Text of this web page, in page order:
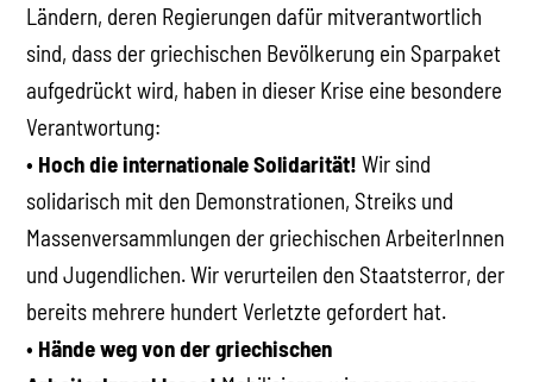
Ländern, deren Regierungen dafür mitverantwortlich
sind, dass der griechischen Bevölkerung ein Sparpaket
aufgedrückt wird, haben in dieser Krise eine besondere
Verantwortung:
• Hoch die internationale Solidarität! Wir sind
solidarisch mit den Demonstrationen, Streiks und
Massenversammlungen der griechischen ArbeiterInnen
und Jugendlichen. Wir verurteilen den Staatsterror, der
bereits mehrere hundert Verletzte gefordert hat.
• Hände weg von der griechischen